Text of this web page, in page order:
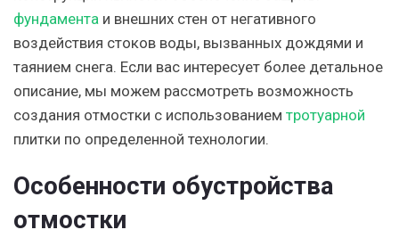
фундамента и внешних стен от негативного
воздействия стоков воды, вызванных дождями и
таянием снега. Если вас интересует более детальное
описание, мы можем рассмотреть возможность
создания отмостки с использованием тротуарной
плитки по определенной технологии.
Особенности обустройства
отмостки